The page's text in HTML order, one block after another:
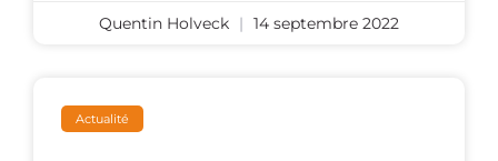
Quentin Holveck 14 septembre 2022
Actualité